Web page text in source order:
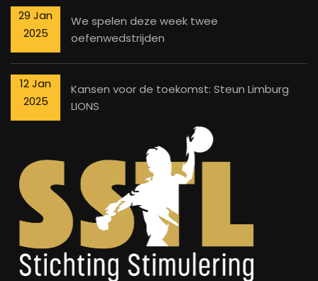
29 Jan
2025
We spelen deze week twee
oefenwedstrijden
12 Jan
2025
Kansen voor de toekomst: Steun Limburg
LIONS